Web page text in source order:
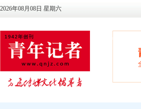
2026年08月08日 星期六